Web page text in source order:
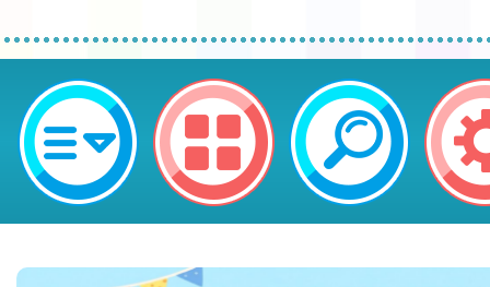
教育部委託專家編撰之特殊教育學
法說明手冊電子檔案-桃園市平鎮